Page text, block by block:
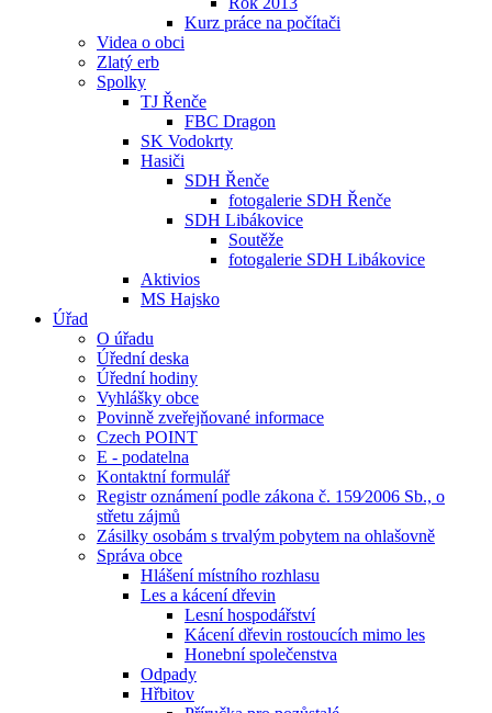
Kurz práce na počítači
Videa o obci
Zlatý erb
Spolky
TJ Řenče
FBC Dragon
SK Vodokrty
Hasiči
SDH Řenče
fotogalerie SDH Řenče
SDH Libákovice
Soutěže
fotogalerie SDH Libákovice
Aktivios
MS Hajsko
Úřad
O úřadu
Úřední deska
Úřední hodiny
Vyhlášky obce
Povinně zveřejňované informace
Czech POINT
E - podatelna
Kontaktní formulář
Registr oznámení podle zákona č. 159⁄2006 Sb., o
střetu zájmů
Zásilky osobám s trvalým pobytem na ohlašovně
Správa obce
Hlášení místního rozhlasu
Les a kácení dřevin
Lesní hospodářství
Kácení dřevin rostoucích mimo les
Honební společenstva
Odpady
Hřbitov